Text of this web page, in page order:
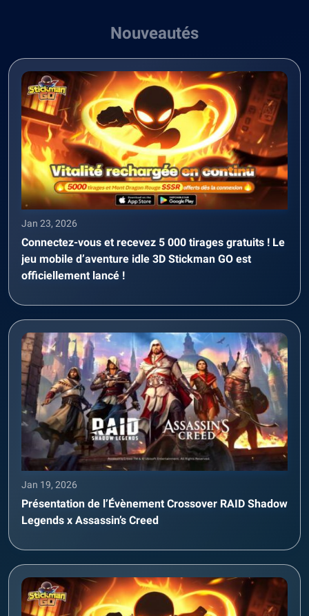
Nouveautés
Jan 23, 2026
Connectez-vous et recevez 5 000 tirages gratuits ! Le
jeu mobile d’aventure idle 3D Stickman GO est
officiellement lancé !
Jan 19, 2026
Présentation de l’Évènement Crossover RAID Shadow
Legends x Assassin’s Creed